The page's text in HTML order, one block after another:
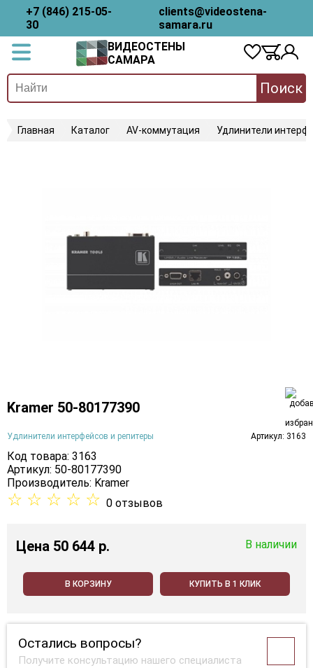
+7 (846) 215-05-
30
clients@videostena-
samara.ru
ВИДЕОСТЕНЫ
САМАРА
Поиск
Главная Каталог AV-коммутация Удлинители
Kramer 50-80177390
Удлинители интерфейсов и репитеры Артикул: 3163
Код товара: 3163
Артикул: 50-80177390
Производитель: Kramer
☆ ☆ ☆ ☆ ☆ 0 отзывов
Цена 50 644 p. В наличии
В КОРЗИНУ КУПИТЬ В 1 КЛИК
Остались вопросы?
Получите консультацию нашего специалиста